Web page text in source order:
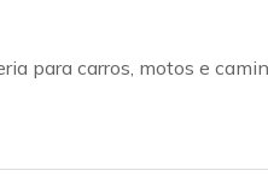
para carros, motos e